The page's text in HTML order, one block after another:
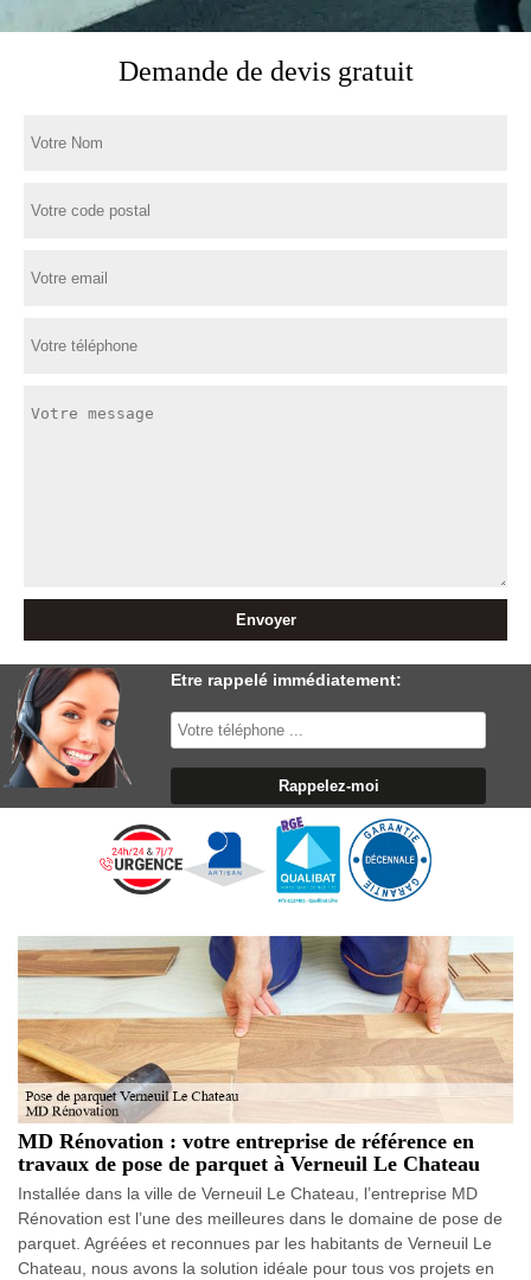
Demande de devis gratuit
Etre rappelé immédiatement:
MD Rénovation : votre entreprise de référence en
travaux de pose de parquet à Verneuil Le Chateau
Installée dans la ville de Verneuil Le Chateau, l’entreprise MD
Rénovation est l’une des meilleures dans le domaine de pose de
parquet. Agréées et reconnues par les habitants de Verneuil Le
Chateau, nous avons la solution idéale pour tous vos projets en